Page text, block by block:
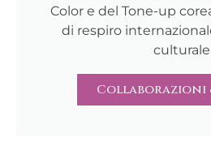
Color e del Tone-up
di respiro
culturale
Collaborazioni